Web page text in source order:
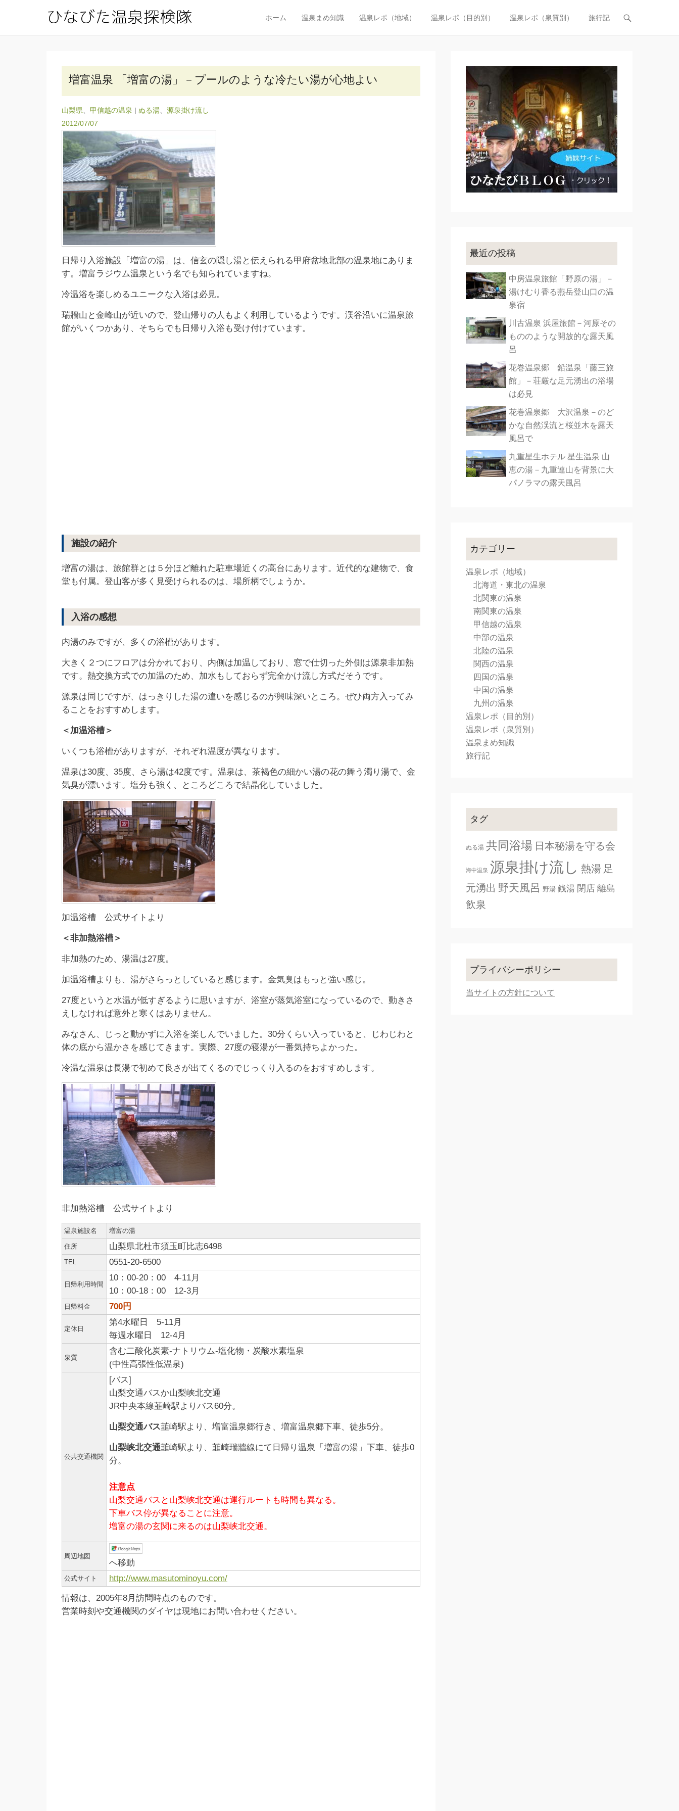
ひなびた温泉探検隊
メインメニュー
コンテンツへスキップ
ホーム 温泉まめ知識 温泉レポ（地域） 温泉レポ（目的別） 温泉レポ（泉質別） 旅行記
増富温泉 「増富の湯」－プールのような冷たい湯が心地よい
山梨県 甲信越の温泉 | ぬる湯
源泉掛け流し
2012/07/07
日帰り入浴施設「増富の湯」は、信玄の隠し湯と伝えられる甲府盆地北部の温泉地にありま
す。増富ラジウム温泉という名でも知られていますね。
冷温浴を楽しめるユニークな入浴は必見。
瑞牆山と金峰山が近いので、登山帰りの人もよく利用しているようです。渓谷沿いに温泉旅
館がいくつかあり、そちらでも日帰り入浴も受け付けています。
施設の紹介
増富の湯は、旅館群とは５分ほど離れた駐車場近くの高台にあります。近代的な建物で、食
堂も付属。登山客が多く見受けられるのは、場所柄でしょうか。
入浴の感想
内湯のみですが、多くの浴槽があります。
大きく２つにフロアは分かれており、内側は加温しており、窓で仕切った外側は源泉非加熱
です。熱交換方式での加温のため、加水もしておらず完全かけ流し方式だそうです。
源泉は同じですが、はっきりした湯の違いを感じるのが興味深いところ。ぜひ両方入ってみ
ることをおすすめします。
＜加温浴槽＞
いくつも浴槽がありますが、それぞれ温度が異なります。
温泉は30度、35度、さら湯は42度です。温泉は、茶褐色の細かい湯の花の舞う濁り湯で、金
気臭が漂います。塩分も強く、ところどころで結晶化していました。
加温浴槽 公式サイトより
＜非加熱浴槽＞
非加熱のため、湯温は27度。
加温浴槽よりも、湯がさらっとしていると感じます。金気臭はもっと強い感じ。
27度というと水温が低すぎるように思いますが、浴室が蒸気浴室になっているので、動きさ
えしなければ意外と寒くはありません。
みなさん、じっと動かずに入浴を楽しんでいました。30分くらい入っていると、じわじわと
体の底から温かさを感じてきます。実際、27度の寝湯が一番気持ちよかった。
冷温な温泉は長湯で初めて良さが出てくるのでじっくり入るのをおすすめします。
非加熱浴槽 公式サイトより
温泉施設名 増富の湯
住所 山梨県北杜市須玉町比志6498
TEL 0551-20-6500
日帰利用時間
10：00-20：00 4-11月
10：00-18：00 12-3月
日帰料金 700円
定休日
第4水曜日 5-11月
毎週水曜日 12-4月
泉質
含む二酸化炭素-ナトリウム-塩化物・炭酸水素塩泉
(中性高張性低温泉)
公共交通機関
[バス]
山梨交通バスか山梨峡北交通
JR中央本線韮崎駅よりバス60分。
山梨交通バス韮崎駅より、増富温泉郷行き、増富温泉郷下車、徒歩5分。
山梨峡北交通韮崎駅より、韮崎瑞牆線にて日帰り温泉「増富の湯」下車、徒歩0
分。
注意点
山梨交通バスと山梨峡北交通は運行ルートも時間も異なる。
下車バス停が異なることに注意。
増富の湯の玄関に来るのは山梨峡北交通。
周辺地図
へ移動
公式サイト http://www.masutominoyu.com/
情報は、2005年8月訪問時点のものです。
営業時刻や交通機関のダイヤは現地にお問い合わせください。
最近の投稿
中房温泉旅館「野原の湯」－
湯けむり香る燕岳登山口の温
泉宿
川古温泉 浜屋旅館－河原その
もののような開放的な露天風
呂
花巻温泉郷 鉛温泉「藤三旅
館」－荘厳な足元湧出の浴場
は必見
花巻温泉郷 大沢温泉－のど
かな自然渓流と桜並木を露天
風呂で
九重星生ホテル 星生温泉 山
恵の湯－九重連山を背景に大
パノラマの露天風呂
カテゴリー
温泉レポ（地域）
北海道・東北の温泉
北関東の温泉
南関東の温泉
甲信越の温泉
中部の温泉
北陸の温泉
関西の温泉
四国の温泉
中国の温泉
九州の温泉
温泉レポ（目的別）
温泉レポ（泉質別）
温泉まめ知識
旅行記
タグ
ぬる湯 共同浴場 日本秘湯を守る会
海中温泉 源泉掛け流し 熱湯 足
元湧出 野天風呂 野湯 銭湯 閉店 離島
飲泉
プライバシーポリシー
当サイトの方針について